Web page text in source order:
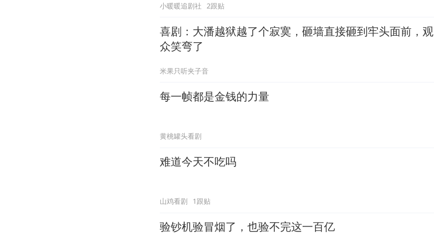
小暖暖追剧社 2跟贴
喜剧：大潘越狱越了个寂寞，砸墙直接砸到牢头面前，观
众笑弯了
米果只听夹子音
每一帧都是金钱的力量
黄桃罐头看剧
难道今天不吃吗
山鸡看剧 1跟贴
验钞机验冒烟了，也验不完这一百亿